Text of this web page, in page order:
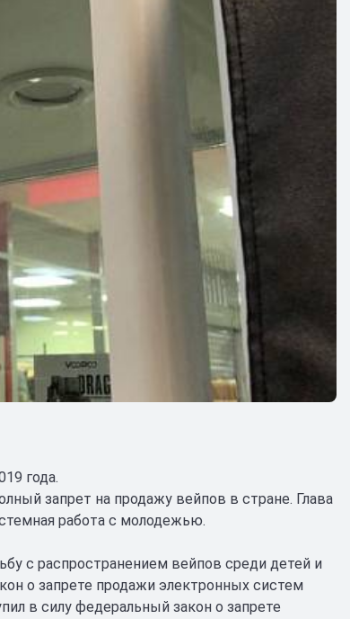
года.
запрет на продажу вейпов в стране. Глава
работа с молодежью.
с распространением вейпов среди детей и
о запрете продажи электронных систем
в силу федеральный закон о запрете